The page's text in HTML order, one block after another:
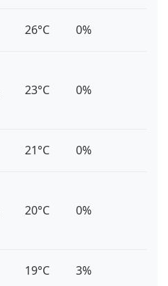
26°C 0%
23°C 0%
21°C 0%
20°C 0%
19°C 3%